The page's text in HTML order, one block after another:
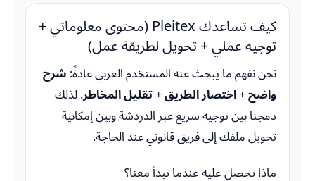
كيف تساعدك Pleitex (محتوى معلوماتي +
توجيه عملي + تحويل لطريقة عمل)
نحن نفهم ما يبحث عنه المستخدم العربي عادةً: شرح
واضح+اختصار الطريق+تقليل المخاطر. لذلك
دمجنا بين توجيه سريع عبر الدردشة وبين إمكانية
تحويل ملفك إلى فريق قانوني عند الحاجة.
ماذا تحصل عليه عندما تبدأ معنا؟